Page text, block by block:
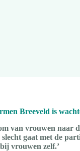
Breeveld is
van vrouwen naar
gaat met de
vrouwen zelf.’